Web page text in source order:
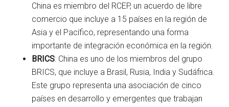
China es miembro del RCEP, un acuerdo de libre
comercio que incluye a 15 países en la región de
Asia y el Pacífico, representando una forma
importante de integración económica en la región.
BRICS: China es uno de los miembros del grupo
BRICS, que incluye a Brasil, Rusia, India y Sudáfrica.
Este grupo representa una asociación de cinco
países en desarrollo y emergentes que trabajan